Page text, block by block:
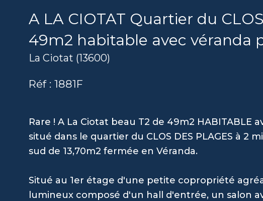
A LA CIOTAT Quartier du
49m2 habitable avec véranda
La Ciotat (13600)
Réf : 1881F
Rare ! A La Ciotat beau T2 de 49m2 HABITABLE
situé dans le quartier du CLOS DES PLAGES à 2
sud de 13,70m2 fermée en Véranda.
Situé au 1er étage d'une petite copropriété
lumineux composé d'un hall d'entrée, un salon